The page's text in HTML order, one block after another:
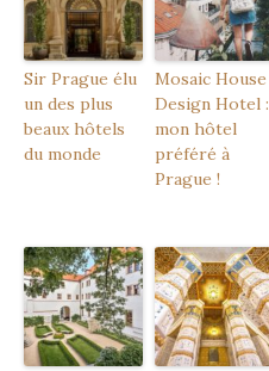
Sir Prague élu
un des plus
beaux hôtels
du monde
Mosaic House
Design Hotel :
mon hôtel
préféré à
Prague !